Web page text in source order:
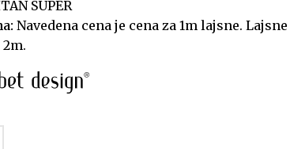
SUPER
Navedena cena je cena za 1m lajsne.